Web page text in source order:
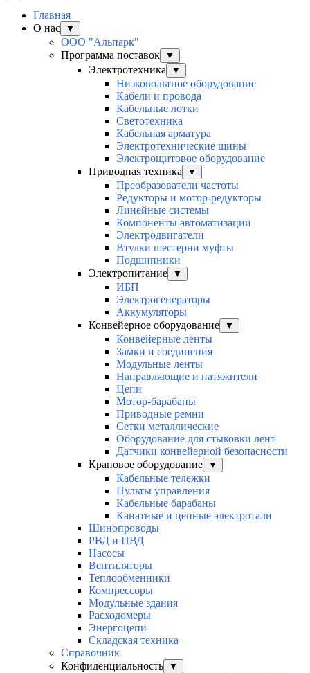
Главная
О нас
▼
ООО "Альпарк"
Программа поставок
▼
Электротехника ▼
Низковольтное оборудование
Кабели и провода
Кабельные лотки
Светотехника
Кабельная арматура
Электротехнические шины
Электрощитовое оборудование
Приводная техника
▼
Преобразователи частоты
Редукторы и мотор-редукторы
Линейные системы
Компоненты автоматизации
Электродвигатели
Втулки шестерни муфты
Подшипники
Электропитание
▼
ИБП
Электрогенераторы
Аккумуляторы
Конвейерное оборудование
▼
Конвейерные ленты
Замки и соединения
Модульные ленты
Направляющие и натяжители
Цепи
Мотор-барабаны
Приводные ремни
Сетки металлические
Оборудование для стыковки лент
Датчики конвейерной безопасности
Крановое оборудование
▼
Кабельные тележки
Пульты управления
Кабельные барабаны
Канатные и цепные электротали
Шинопроводы
РВД и ПВД
Насосы
Вентиляторы
Теплообменники
Компрессоры
Модульные здания
Расходомеры
Энергоцепи
Складская техника
Справочник
Конфиденциальность
▼